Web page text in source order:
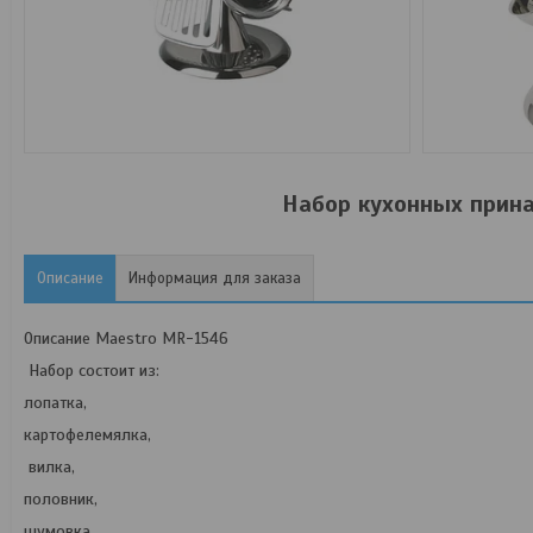
Набор кухонных
Описание Информация для заказа
Описание Maestro MR-1546
Набор состоит из:
лопатка,
картофелемялка,
вилка,
половник,